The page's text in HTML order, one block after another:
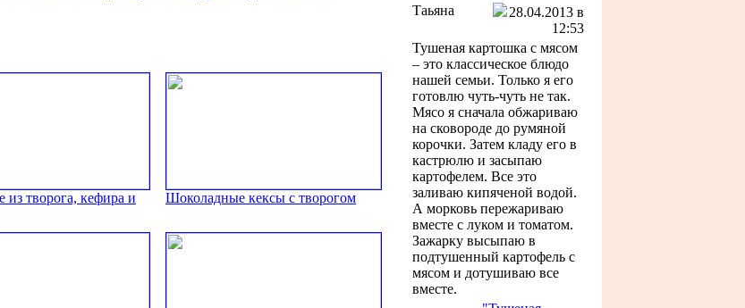
творога, кефира и
Шоколадные кексы с творогом
Таьяна
28.04.2013 в
12:53
Тушеная картошка с мясом
– это классическое блюдо
нашей семьи. Только я его
готовлю чуть-чуть не так.
Мясо я сначала обжариваю
на сковороде до румяной
корочки. Затем кладу его в
кастрюлю и засыпаю
картофелем. Все это
заливаю кипяченой водой.
А морковь пережариваю
вместе с луком и томатом.
Зажарку высыпаю в
подтушенный картофель с
мясом и дотушиваю все
вместе.